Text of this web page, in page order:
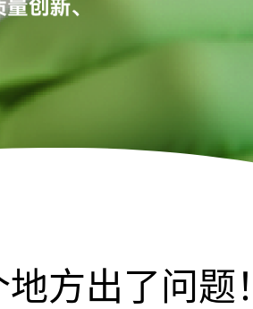
方出了问题！